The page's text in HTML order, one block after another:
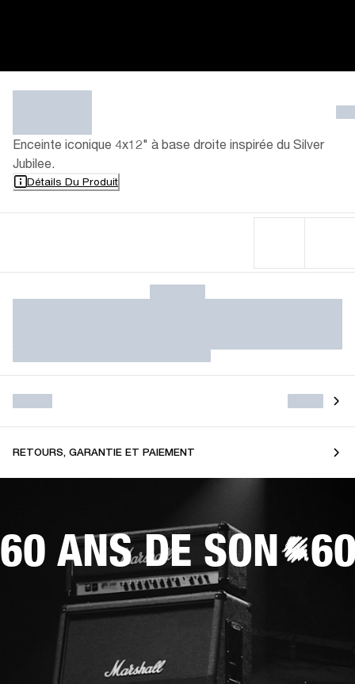
Enceinte iconique 4x12" à base droite inspirée du Silver
Jubilee.
Détails Du Produit
RETOURS, GARANTIE ET PAIEMENT
60 ANS DE SON